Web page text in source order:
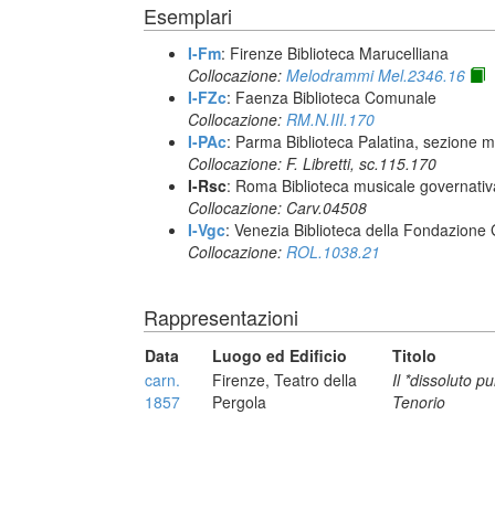
Esemplari
I-Fm: Firenze Biblioteca Marucelliana
Collocazione: Melodrammi Mel.2346.16
I-FZc: Faenza Biblioteca Comunale
Collocazione: RM.N.III.170
I-PAc: Parma Biblioteca Palatina, sezione
Collocazione: F. Libretti, sc.115.170
I-Rsc: Roma Biblioteca musicale
Collocazione: Carv.04508
I-Vgc: Venezia Biblioteca della Fondazione
Collocazione: ROL.1038.21
Rappresentazioni
Data Luogo ed Edificio
Titolo
carn.
1857
Firenze, Teatro della
Pergola
Il *dissoluto
Tenorio